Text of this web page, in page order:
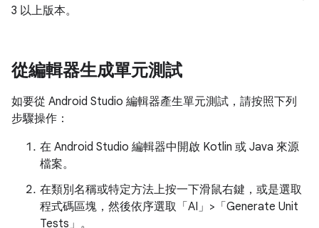
3 以上版本。
從編輯器生成單元測試
如要從 Android Studio 編輯器產生單元測試，請按照下列
步驟操作：
在 Android Studio 編輯器中開啟 Kotlin 或 Java 來源
檔案。
在類別名稱或特定方法上按一下滑鼠右鍵，或是選取
程式碼區塊，然後依序選取「AI」>「Generate Unit
Tests」 。